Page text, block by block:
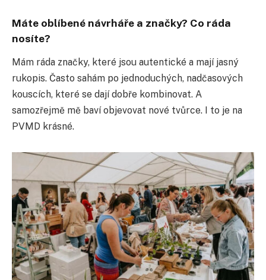
Máte oblíbené návrháře a značky? Co ráda
nosíte?
Mám ráda značky, které jsou autentické a mají jasný
rukopis. Často sahám po jednoduchých, nadčasových
kouscích, které se dají dobře kombinovat. A
samozřejmě mě baví objevovat nové tvůrce. I to je na
PVMD krásné.